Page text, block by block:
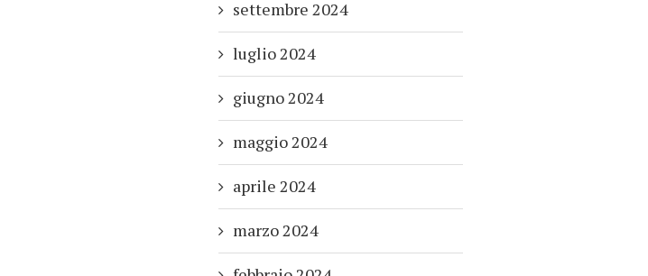
settembre 2024
luglio 2024
giugno 2024
maggio 2024
aprile 2024
marzo 2024